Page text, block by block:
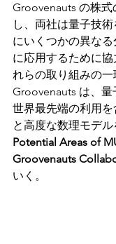
Groovenauts の株
し、両社は量子技
にいくつかの異な
に応用するために
れらの取り組みの一
Groovenauts は、
世界最先端の利用
と高度な数理モデ
Potential Areas of
Groovenauts
いく。